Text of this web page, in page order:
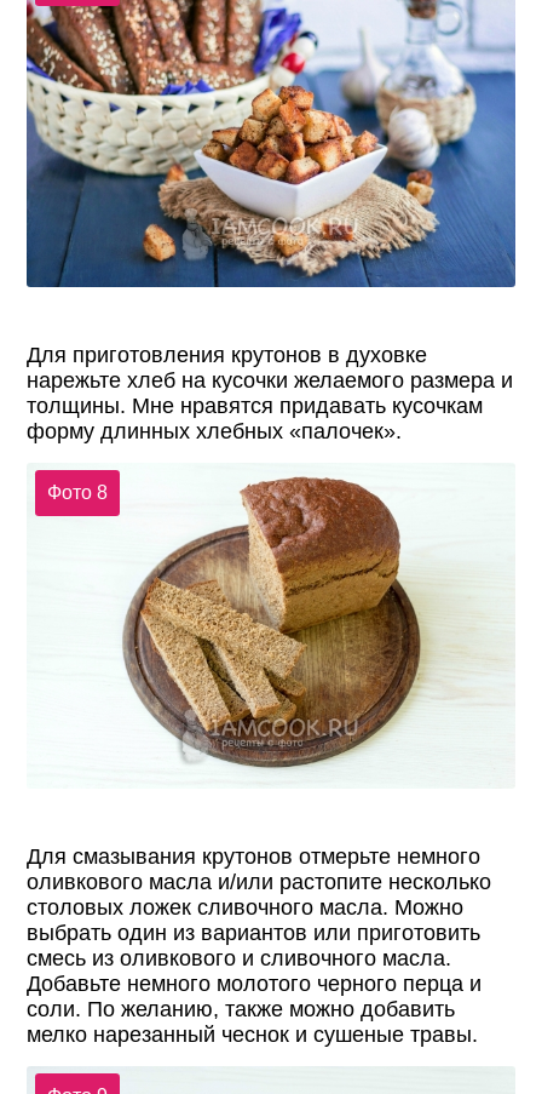
Для приготовления крутонов в духовке
нарежьте хлеб на кусочки желаемого размера и
толщины. Мне нравятся придавать кусочкам
форму длинных хлебных «палочек».
Фото 8
Для смазывания крутонов отмерьте немного
оливкового масла и/или растопите несколько
столовых ложек сливочного масла. Можно
выбрать один из вариантов или приготовить
смесь из оливкового и сливочного масла.
Добавьте немного молотого черного перца и
соли. По желанию, также можно добавить
мелко нарезанный чеснок и сушеные травы.